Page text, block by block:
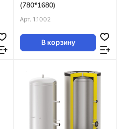
(780*1680)
Арт. 1.1002
В корзину